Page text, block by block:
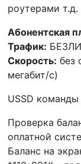
роутерами т.д.
Абонентская
Трафик:
Скорость: без
мегабит/с)
USSD
Проверка
оплатной
Баланс на